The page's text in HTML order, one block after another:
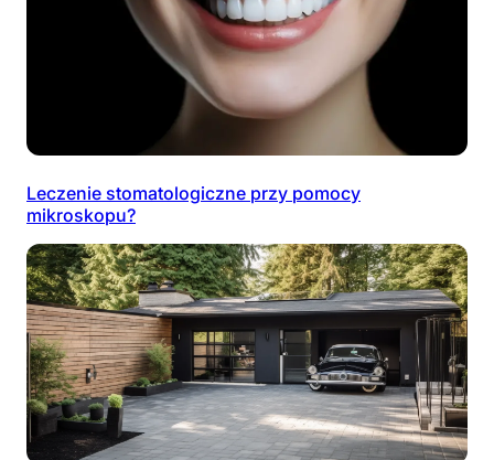
Leczenie stomatologiczne przy pomocy
mikroskopu?